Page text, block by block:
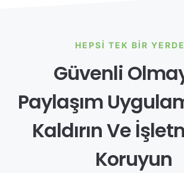
HEPSI TEK BIR
Güvenli
Paylaşım
Kaldırın Ve
Koruyun